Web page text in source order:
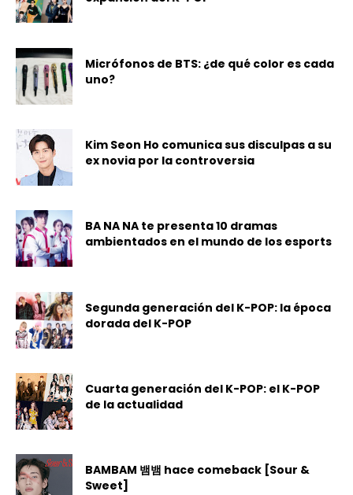
Micrófonos de BTS: ¿de qué color es cada
uno?
Kim Seon Ho comunica sus disculpas a su
ex novia por la controversia
BA NA NA te presenta 10 dramas
ambientados en el mundo de los esports
Segunda generación del K-POP: la época
dorada del K-POP
Cuarta generación del K-POP: el K-POP
de la actualidad
BAMBAM 뱀뱀 hace comeback [Sour &
Sweet]